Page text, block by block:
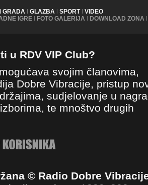
GRADA | GLAZBA | SPORT | VIDEO
IGRE | FOTO GALERIJA | DOWNLOAD ZONA |
u RDV VIP Club?
svojim članovima,
Dobre Vibracije, pristup
sudjelovanje u
te mnoštvo drugih
© Radio Dobre